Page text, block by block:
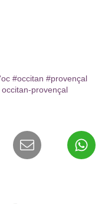
#occitan #provençal
provençal